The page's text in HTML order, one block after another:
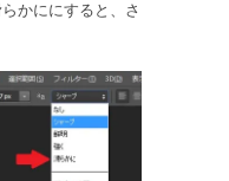
かににすると、さ